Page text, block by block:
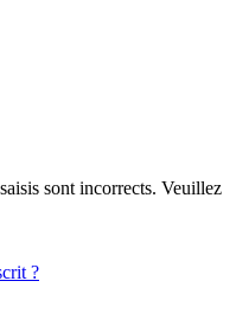
sont incorrects. Veuillez
?